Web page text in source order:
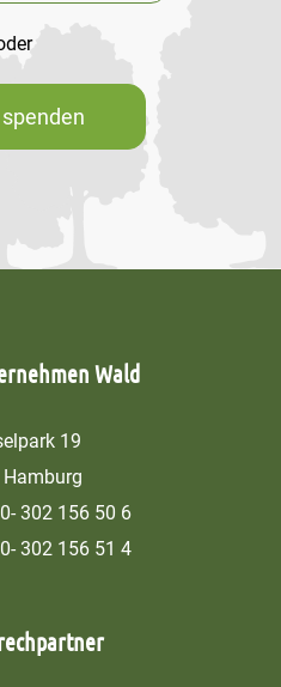
Wald
19
302 156 50 6
302 156 51 4